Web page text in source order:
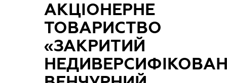
АКЦІОНЕРНЕ
ТОВАРИСТВО
«ЗАКРИТИЙ